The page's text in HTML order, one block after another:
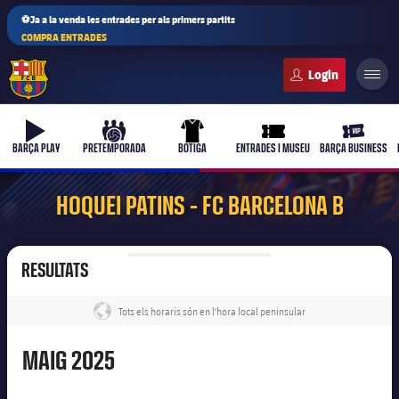
⚽Ja a la venda les entrades per als primers partits
COMPRA ENTRADES
b-play
BARÇA PLAY
culers-ball
PRETEMPORADA
uniform
BOTIGA
ticket-full
ENTRADES I MUSEU
ticket-
BARÇA BUSINESS
HOQUEI PATINS - FC BARCELONA B
RESULTATS
label.share.globe
Tots els horaris són en l'hora local peninsular
Maig
MAIG2025